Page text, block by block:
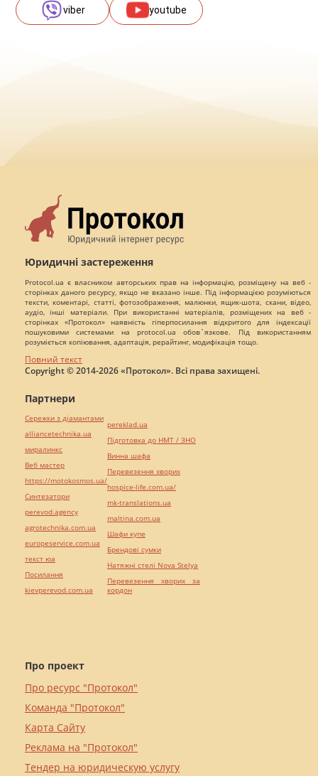
viber youtube
Юридичні застереження
Protocol.ua є власником авторських прав на інформацію, розміщену на веб -
сторінках даного ресурсу, якщо не вказано інше. Під інформацією розуміються
тексти, коментарі, статті, фотозображення, малюнки, ящик-шота, скани, відео,
аудіо, інші матеріали. При використанні матеріалів, розміщених на веб -
сторінках «Протокол» наявність гіперпосилання відкритого для індексації
пошуковими системами на protocol.ua обов`язкове. Під використанням
розуміється копіювання, адаптація, рерайтинг, модифікація тощо.
Повний текст
Copyright © 2014-2026 «Протокол». Всі права захищені.
Про проект
Про ресурс "Протокол"
Команда "Протокол"
Карта Сайту
Реклама на "Протокол"
Тендер на юридическую услугу
Партнери
Сережки з діамантами
alliancetechnika.ua
миралинкс
Веб мастер
https://motokosmos.ua/
Синтезатори
perevod.agency
agrotechnika.com.ua
europeservice.com.ua
текст юа
Посилання
kievperevod.com.ua
pereklad.ua
Підготовка до НМТ / ЗНО
Винна шафа
Перевезення хворих
hospice-life.com.ua/
mk-translations.ua
maltina.com.ua
Шафи купе
Брендові сумки
Натяжні стелі Nova Stelya
Перевезення хворих за
кордон